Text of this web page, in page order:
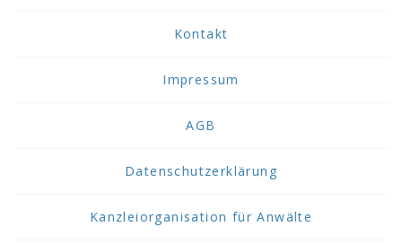
Kontakt
Impressum
AGB
Datenschutzerklärung
Kanzleiorganisation für Anwälte